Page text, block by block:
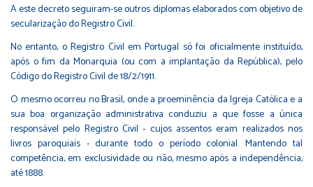
A este decreto seguiram-se outros diplomas elaborados com objetivo de
secularização do Registro Civil.
No entanto, o Registro Civil em Portugal só foi oficialmente instituído,
após o fim da Monarquia (ou com a implantação da República), pelo
Código do Registro Civil de 18/2/1911.
O mesmo ocorreu no Brasil, onde a proeminência da Igreja Católica e a
sua boa organização administrativa conduziu a que fosse a única
responsável pelo Registro Civil - cujos assentos eram realizados nos
livros paroquiais - durante todo o período colonial. Mantendo tal
competência, em exclusividade ou não, mesmo após a independência,
até 1888.